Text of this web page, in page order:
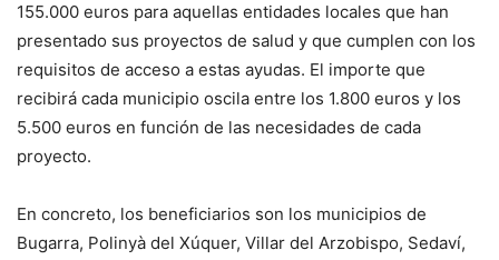
155.000 euros para aquellas entidades locales que han
presentado sus proyectos de salud y que cumplen con los
requisitos de acceso a estas ayudas. El importe que
recibirá cada municipio oscila entre los 1.800 euros y los
5.500 euros en función de las necesidades de cada
proyecto.
En concreto, los beneficiarios son los municipios de
Bugarra, Polinyà del Xúquer, Villar del Arzobispo, Sedaví,